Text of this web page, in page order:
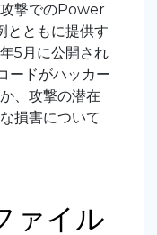
撃でのPower
とともに提供す
5月に公開され
ードがハッカー
、攻撃の潜在
損害について
ァイル